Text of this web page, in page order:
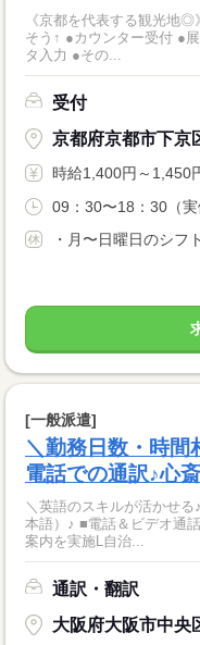
《京都を代表する観光地
そう↑ ●カウンター受付 ●展望台の受付、案内 ●チケット販売 ●デー
タ入力 ●その...
受付
京都府京都市下京
時給1,400円～1,450
09：30〜18：30（実
・月〜日曜日のシフ
[一般派遣]
＼勤務日数・時
電話での通訳♪心
＼英語のスキルが活かせ
本語）♪ ■電話＆ビデオ通話での通訳業務L問い合わせ内容の確認・
案内を実施L自治...
通訳・翻訳
大阪府大阪市中央